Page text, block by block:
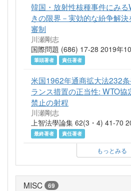
韓国・放射性核種事件にみ
きの限界－実効的な紛争解
審制
川瀬剛志
国際問題 (686) 17-28 2019年
筆頭著者
責任著者
米国1962年通商拡大法232
ランス措置の正当性: WTO協
禁止の射程
川瀬剛志
上智法學論集 62(3・4) 41-70
最終著者
責任著者
もっとみる
MISC 69